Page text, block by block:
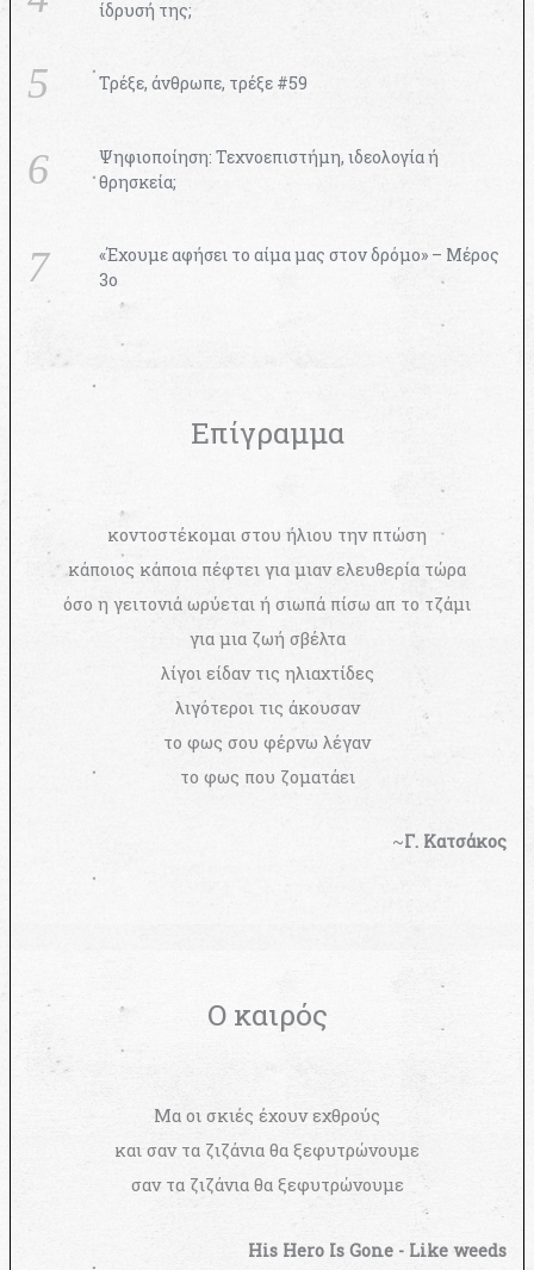
ίδρυσή της;
Τρέξε, άνθρωπε, τρέξε #59
Ψηφιοποίηση: Τεχνοεπιστήμη, ιδεολογία ή
θρησκεία;
«Έχουμε αφήσει το αίμα μας στον δρόμο» – Μέρος
3ο
Επίγραμμα
κοντοστέκομαι στου ήλιου την πτώση
κάποιος κάποια πέφτει για μιαν ελευθερία τώρα
όσο η γειτονιά ωρύεται ή σιωπά πίσω απ το τζάμι
για μια ζωή σβέλτα
λίγοι είδαν τις ηλιαχτίδες
λιγότεροι τις άκουσαν
το φως σου φέρνω λέγαν
το φως που ζοματάει
~Γ. Κατσάκος
Ο καιρός
Μα οι σκιές έχουν εχθρούς
και σαν τα ζιζάνια θα ξεφυτρώνουμε
σαν τα ζιζάνια θα ξεφυτρώνουμε
His Hero Is Gone - Like weeds